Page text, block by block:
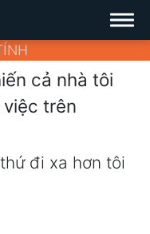
cả nhà tôi
trên
đi xa hơn tôi